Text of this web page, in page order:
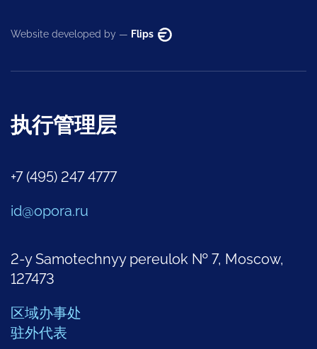
Website developed by — Flips
执行管理层
+7 (495) 247 4777
id@opora.ru
2-y Samotechnyy pereulok № 7, Moscow,
127473
区域办事处
驻外代表